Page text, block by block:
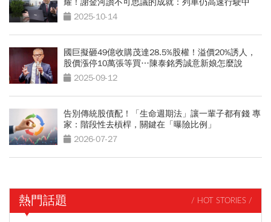
耀！謝金河讚不可思議的成就：列車仍高速行駛中
2025-10-14
國巨擬砸49億收購茂達28.5%股權！溢價20%誘人，
股價漲停10萬張等買…陳泰銘秀誠意新娘怎麼說
2025-09-12
告別傳統股債配！「生命週期法」讓一輩子都有錢 專
家：階段性去槓桿，關鍵在「曝險比例」
2026-07-27
熱門話題 / HOT STORIES /